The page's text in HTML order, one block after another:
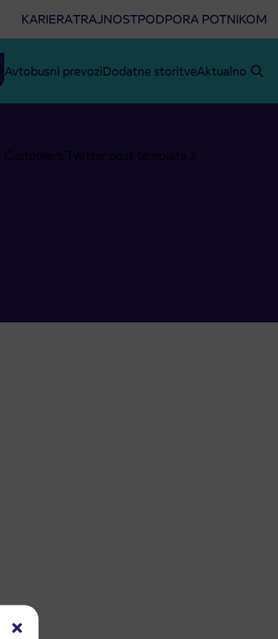
KARIERATRAJNOSTPODPORA POTNIKOM
Avtobusni prevoziDodatne storitveAktualno